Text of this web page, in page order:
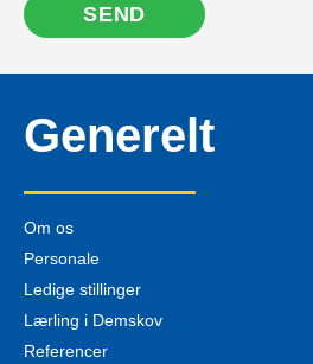
SEND
Generelt
Om os
Personale
Ledige stillinger
Lærling i Demskov
Referencer